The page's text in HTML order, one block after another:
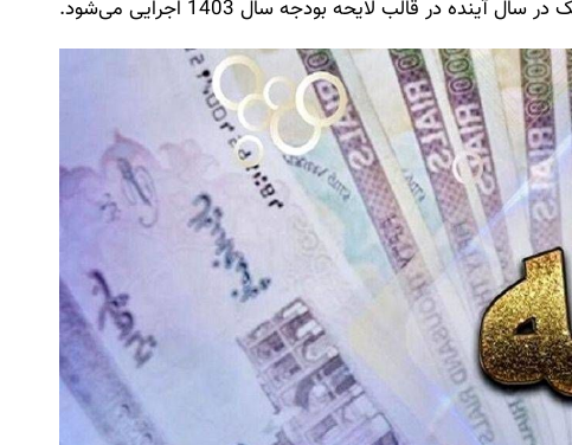
در قالب لایحه بودجه سال 1403 اجرایی می‌شود.